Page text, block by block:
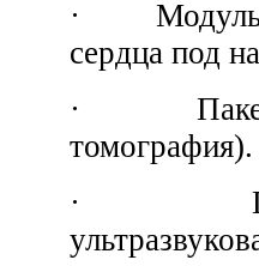
· Модуль
сердца под
· Пакет
томография).
· Пакет